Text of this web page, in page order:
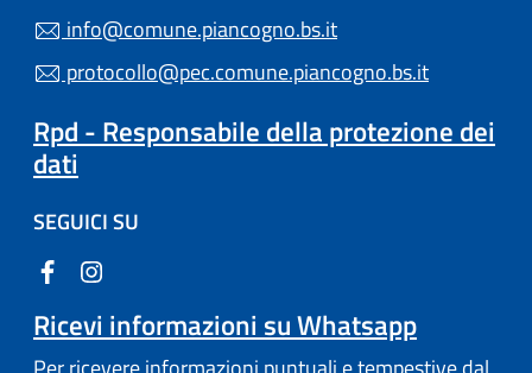
info@comune.piancogno.bs.it
protocollo@pec.comune.piancogno.bs.it
Rpd - Responsabile della protezione dei
dati
SEGUICI SU
Ricevi informazioni su Whatsapp